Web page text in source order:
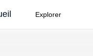
Explorer